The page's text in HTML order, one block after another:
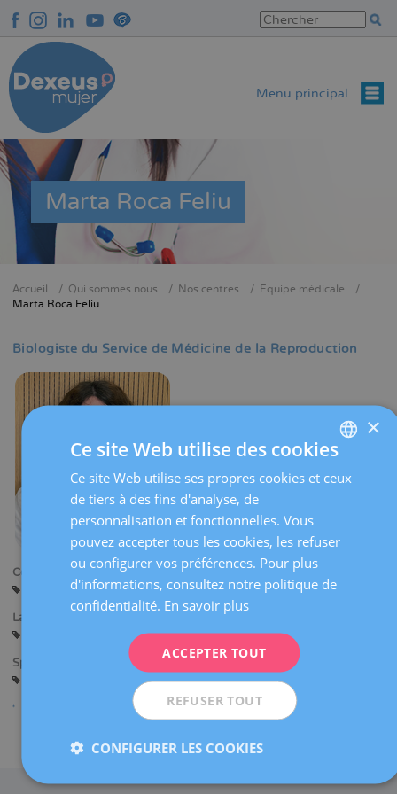
au
contenu
principal
Menu principal
Marta Roca Feliu
Fil
Accueil Qui sommes nous Nos centres
Équipe médicale
Marta Roca Feliu
Biologiste du Service de Médicine de la Reproduction
Centres:
Tarragone
Reus
Langues:
Anglais
Spécialités:
Biologie de la Reproduction
Programme de don d’ovocytes
SPANISH
×
Ce site Web utilise des cookies
Ce site Web utilise ses propres cookies et ceux
de tiers à des fins d'analyse, de
personnalisation et fonctionnelles. Vous
pouvez accepter tous les cookies, les refuser
ou configurer vos préférences. Pour plus
d'informations, consultez notre politique de
confidentialité. En savoir plus
ACCEPTER TOUT
REFUSER TOUT
CONFIGURER LES COOKIES